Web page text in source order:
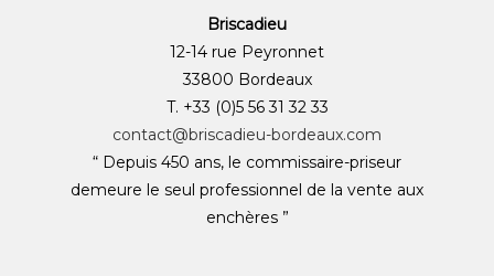
Briscadieu
12-14 rue Peyronnet
33800 Bordeaux
T. +33 (0)5 56 31 32 33
contact@briscadieu-bordeaux.com
“ Depuis 450 ans, le commissaire-priseur
demeure le seul professionnel de la vente aux
enchères ”